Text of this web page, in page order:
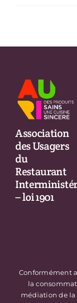
Association
des Usagers
du
Restaurant
– loi 1901
Conformément
la
médiation de